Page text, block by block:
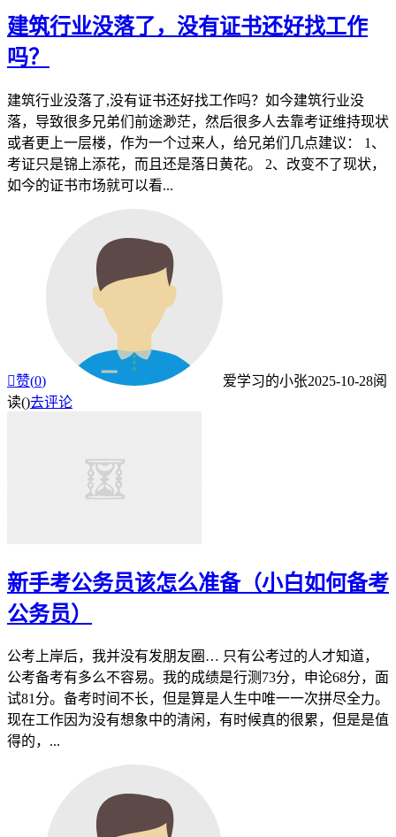
建筑行业没落了，没有证书还好找工作
吗？
建筑行业没落了,没有证书还好找工作吗？如今建筑行业没
落，导致很多兄弟们前途渺茫，然后很多人去靠考证维持现状
或者更上一层楼，作为一个过来人，给兄弟们几点建议： 1、
考证只是锦上添花，而且还是落日黄花。 2、改变不了现状，
如今的证书市场就可以看...
赞(0) 爱学习的小张2025-10-28阅
读()去评论
新手考公务员该怎么准备（小白如何备考
公务员）
公考上岸后，我并没有发朋友圈… 只有公考过的人才知道，
公考备考有多么不容易。我的成绩是行测73分，申论68分，面
试81分。备考时间不长，但是算是人生中唯一一次拼尽全力。
现在工作因为没有想象中的清闲，有时候真的很累，但是是值
得的，...